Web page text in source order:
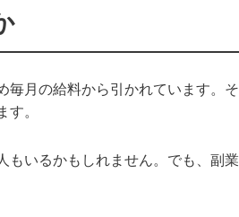
毎月の給料から引かれています。そ
。
もいるかもしれません。でも、副業